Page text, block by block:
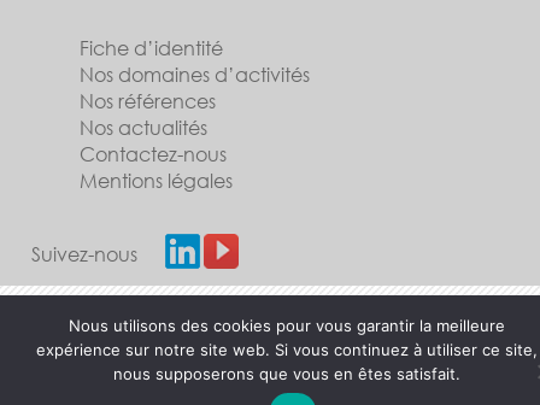
Fiche d’identité
Nos domaines d’activités
Nos références
Nos actualités
Contactez-nous
Mentions légales
Suivez-nous
Nous utilisons des cookies pour vous garantir la meilleure
expérience sur notre site web. Si vous continuez à utiliser ce site,
nous supposerons que vous en êtes satisfait.